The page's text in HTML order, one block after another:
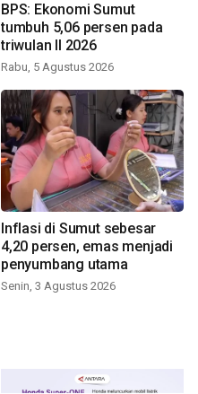
BPS: Ekonomi Sumut
tumbuh 5,06 persen pada
triwulan II 2026
Rabu, 5 Agustus 2026
Inflasi di Sumut sebesar
4,20 persen, emas menjadi
penyumbang utama
Senin, 3 Agustus 2026